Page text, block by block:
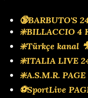
🔞BARBUTO'S
❇️BILLACCIO 4
❇️Türkçe kanal
❇️ITALIA LIVE
❇️A.S.M.R. PAGE
⚽SportLive